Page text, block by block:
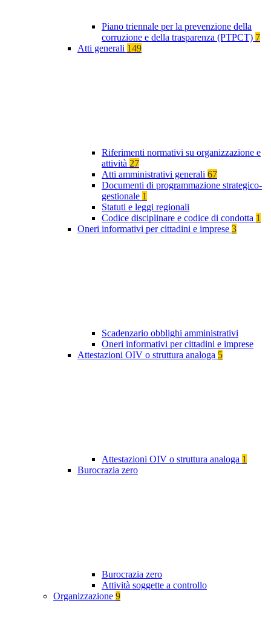
Piano triennale per la prevenzione della
corruzione e della trasparenza (PTPCT) 7
Atti generali 149
Riferimenti normativi su organizzazione e
attività 27
Atti amministrativi generali 67
Documenti di programmazione strategico-
gestionale 1
Statuti e leggi regionali
Codice disciplinare e codice di condotta 1
Oneri informativi per cittadini e imprese 3
Scadenzario obblighi amministrativi
Oneri informativi per cittadini e imprese
Attestazioni OIV o struttura analoga 5
Attestazioni OIV o struttura analoga 1
Burocrazia zero
Burocrazia zero
Attività soggette a controllo
Organizzazione 9